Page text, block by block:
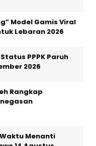
Model Gamis Viral
Lebaran 2026
PPPK Paruh
2026
Rangkap
Waktu Menanti